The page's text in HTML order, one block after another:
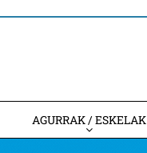
AGURRAK / ESKELAK